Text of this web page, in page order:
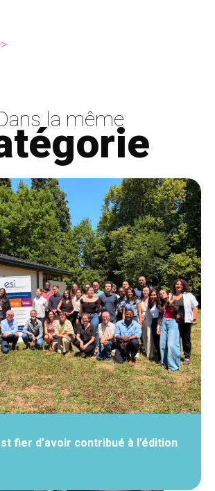
la même
fier d’avoir contribué à l’édition